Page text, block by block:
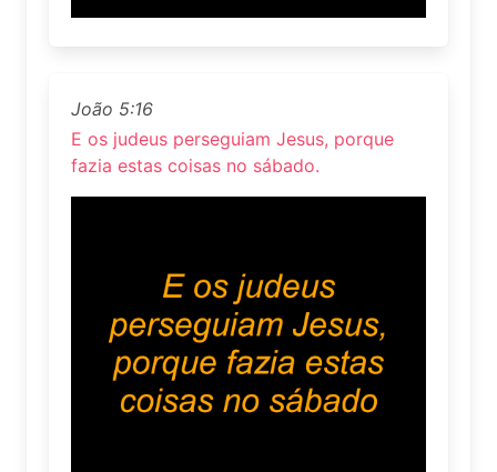
João 5:16
E os judeus perseguiam Jesus, porque
fazia estas coisas no sábado.